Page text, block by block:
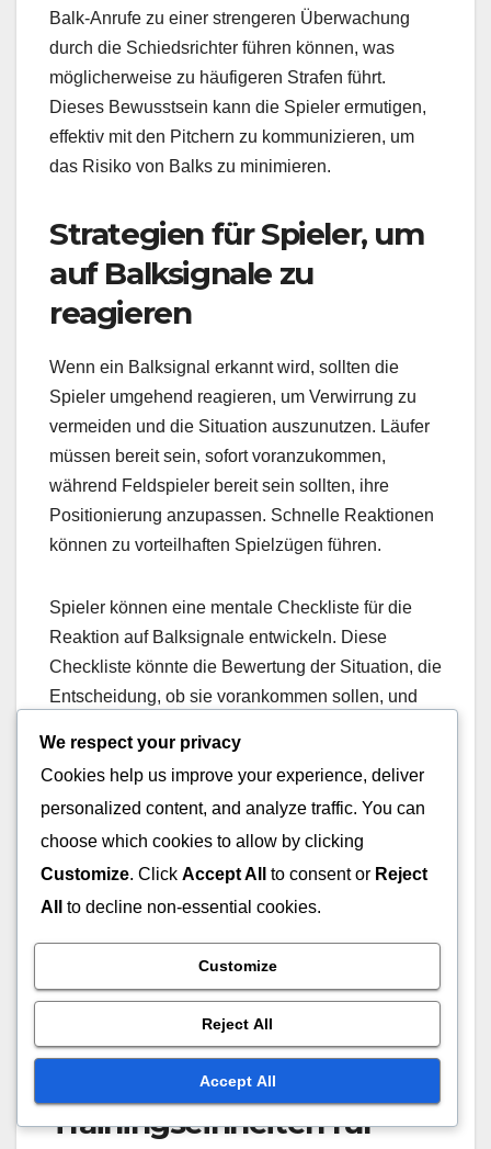
Balk-Anrufe zu einer strengeren Überwachung
durch die Schiedsrichter führen können, was
möglicherweise zu häufigeren Strafen führt.
Dieses Bewusstsein kann die Spieler ermutigen,
effektiv mit den Pitchern zu kommunizieren, um
das Risiko von Balks zu minimieren.
Strategien für Spieler, um
auf Balksignale zu
reagieren
Wenn ein Balksignal erkannt wird, sollten die
Spieler umgehend reagieren, um Verwirrung zu
vermeiden und die Situation auszunutzen. Läufer
müssen bereit sein, sofort voranzukommen,
während Feldspieler bereit sein sollten, ihre
Positionierung anzupassen. Schnelle Reaktionen
können zu vorteilhaften Spielzügen führen.
Spieler können eine mentale Checkliste für die
Reaktion auf Balksignale entwickeln. Diese
Checkliste könnte die Bewertung der Situation, die
Entscheidung, ob sie vorankommen sollen, und
Das Üben dieser Reaktionen während des
Trainings kann helfen, diese Antworten in realen
Spielszenarien zu festigen.
Darüber hinaus sollten die Spieler Strategien mit
ihren Trainern und Teamkollegen besprechen, um
sind, wie sie auf Balksignale reagieren sollen.
Dieses gemeinsame Verständnis kann die
Teamleistung verbessern und die
Wahrscheinlichkeit von Fehlern verringern.
Trainingseinheiten für
We respect your privacy
Cookies help us improve your experience, deliver
personalized content, and analyze traffic. You can
choose which cookies to allow by clicking
Customize. Click Accept All to consent or Reject
All
to decline non-essential cookies.
Customize
Reject All
Accept All